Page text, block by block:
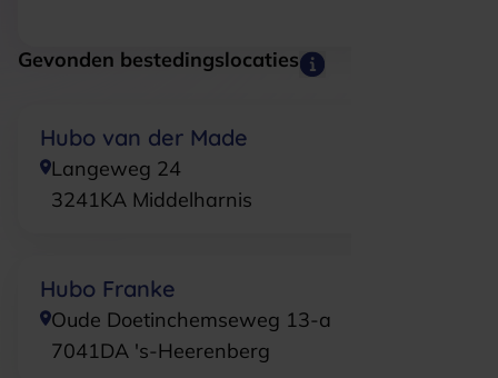
Gevonden bestedingslocaties
Hubo van der Made
Langeweg 24
3241KA Middelharnis
Hubo Franke
Oude Doetinchemseweg 13-a
7041DA 's-Heerenberg